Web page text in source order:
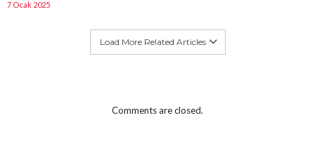
7 Ocak 2025
Load More Related Articles
Comments are closed.